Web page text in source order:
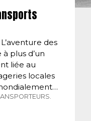
des
plus d’un
liée au
locales